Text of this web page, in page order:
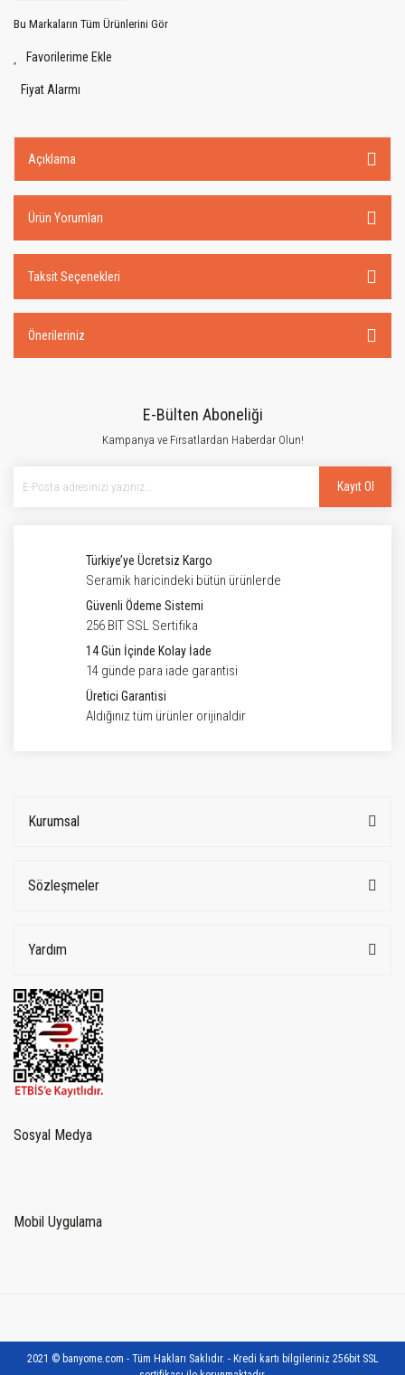
Bu Markaların Tüm Ürünlerini Gör
Fiyat Alarmı
Açıklama
Ürün Yorumları
Taksit Seçenekleri
Önerileriniz
E-Bülten Aboneliği
Kampanya ve Fırsatlardan Haberdar Olun!
Kayıt Ol
Türkiye’ye Ücretsiz Kargo
Seramik haricindeki bütün ürünlerde
Güvenli Ödeme Sistemi
256 BIT SSL Sertifika
14 Gün İçinde Kolay İade
14 günde para iade garantisi
Üretici Garantisi
Aldığınız tüm ürünler orijinaldir
Kurumsal
Sözleşmeler
Yardım
Sosyal Medya
Mobil Uygulama
2021 © banyome.com - Tüm Hakları Saklıdır. - Kredi kartı bilgileriniz 256bit SSL